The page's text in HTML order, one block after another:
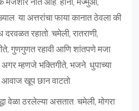
या अत्तरांचा फाया कानात ठेवला की
रहातो. चमेली, रातराणी,
गुणगुणत रहावी आणि शांतपणे मजा
म्हणजे भक्तिगीते, भजने. धुपाच्या
आवाज खूप छान वाटतो.
वेळा ठरलेल्या असतात. चमेली, मोगरा